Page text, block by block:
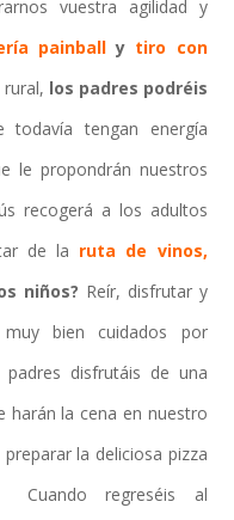
vuestra agilidad y
painball y tiro con
los padres podréis
todavía tengan energía
le propondrán nuestros
recogerá a los adultos
de la ruta de vinos,
niños? Reír, disfrutar y
bien cuidados por
disfrutáis de una
harán la cena en nuestro
la deliciosa pizza
Cuando regreséis al